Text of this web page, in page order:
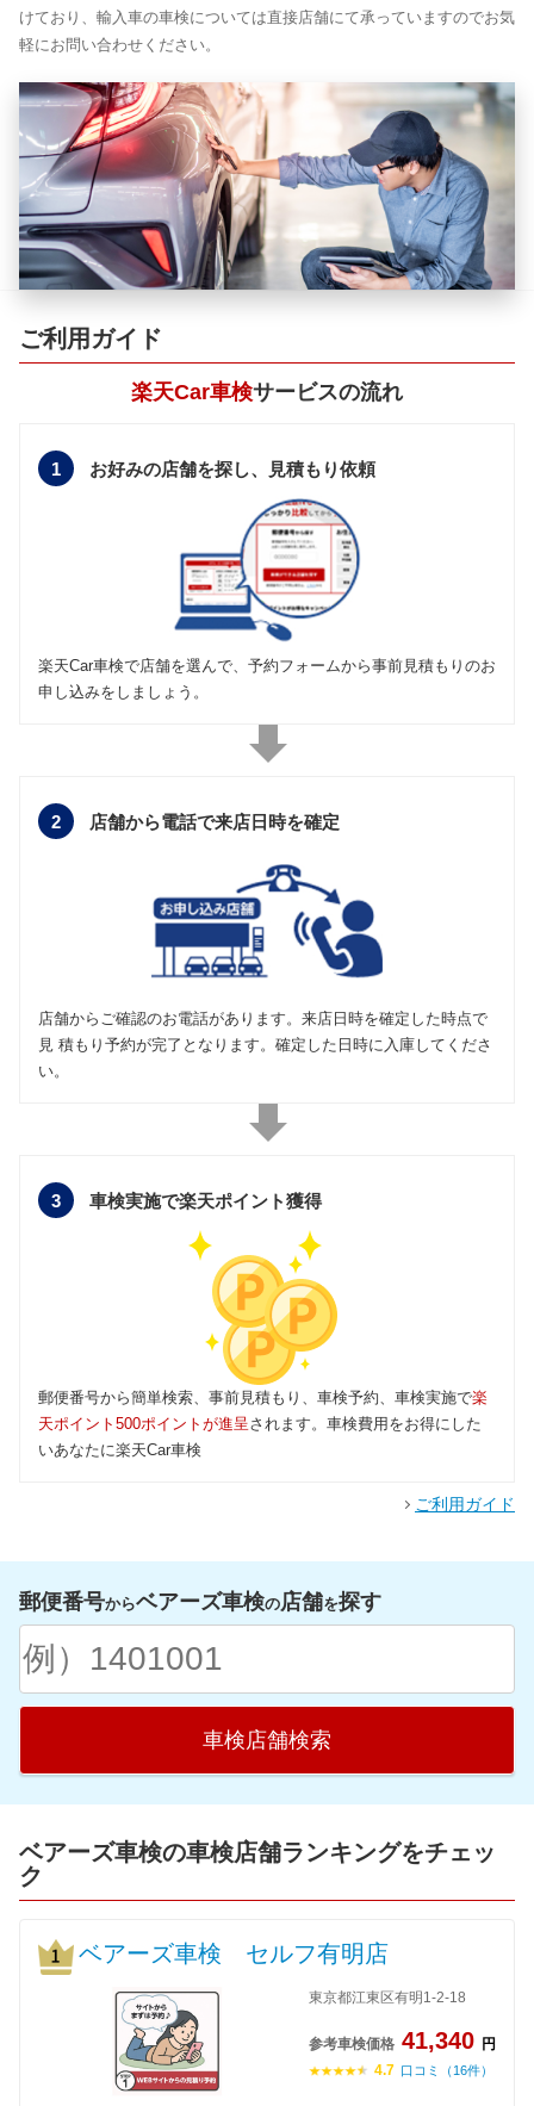
けており、輸入車の車検については直接店舗にて承っていますのでお気
軽にお問い合わせください。
ご利用ガイド
楽天Car車検サービスの流れ
1 お好みの店舗を探し、 見積もり依頼
楽天Car車検で店舗を選んで、予約フォームから事前見積もりのお
申し込みをしましょう。
2 店舗から電話で来店日時を確定
店舗からご確認のお電話があります。来店日時を確定した時点で
見 積もり予約が完了となります。確定した日時に入庫してくださ
い。
3 車検実施で楽天ポイント獲得
郵便番号から簡単検索、事前見積もり、車検予約、車検実施で楽
天ポイント500ポイントが進呈されます。車検費用をお得にした
いあなたに楽天Car車検
ご利用ガイド
郵便番号からベアーズ車検の店舗を探す
車検店舗検索
ベアーズ車検の車検店舗ランキングをチェッ
ク
ベアーズ車検 セルフ有明店
東京都江東区有明1-2-18
参考車検価格 41,340 円
4.7 口コミ（16件）